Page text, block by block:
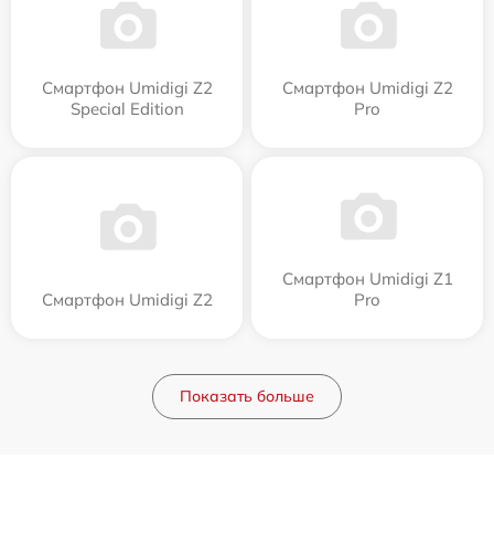
Смартфон Umidigi Z2
Special Edition
Смартфон Umidigi Z2
Pro
Смартфон Umidigi Z2
Смартфон Umidigi Z1
Pro
Показать больше